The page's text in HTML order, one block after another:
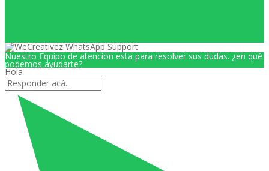
Nuestro Equipo de atención esta para resolver sus dudas. ¿en qué
podemos ayudarte?
Hola